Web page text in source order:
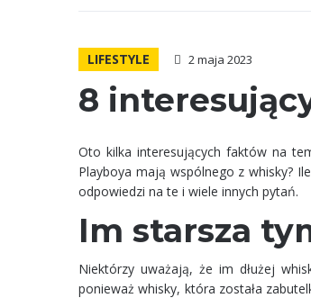
LIFESTYLE 2 maja 2023
8
Oto kilka interesujących faktów na
Playboya mają wspólnego z whisky?
odpowiedzi na te i wiele innych pytań.
Im starsza
Niektórzy uważają, że im dłużej
ponieważ whisky, która została